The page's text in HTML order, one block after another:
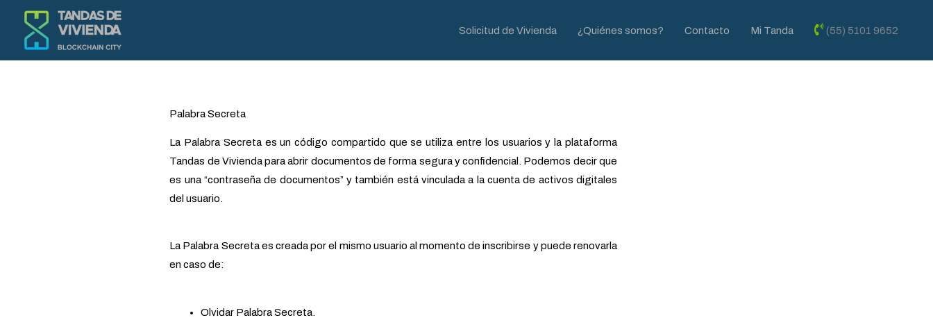
contenido
Solicitud de Vivienda ¿Quiénes somos? Contacto Mi Tanda (55) 5101 9652
Palabra Secreta
La Palabra Secreta es un código compartido que se utiliza entre los usuarios y la plataforma
Tandas de Vivienda para abrir documentos de forma segura y confidencial. Podemos decir que
es una “contraseña de documentos” y también está vinculada a la cuenta de activos digitales
del usuario.
La Palabra Secreta es creada por el mismo usuario al momento de inscribirse y puede renovarla
en caso de:
Olvidar Palabra Secreta.